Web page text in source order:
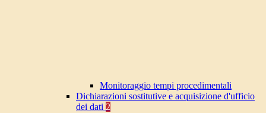
Monitoraggio tempi procedimentali
Dichiarazioni sostitutive e acquisizione d'ufficio
dei dati 2